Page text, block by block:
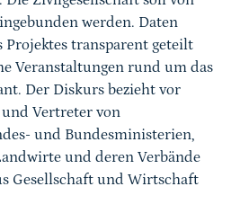
werden. Daten
Projektes transparent geteilt
Veranstaltungen rund um das
Der Diskurs bezieht vor
Vertreter von
und Bundesministerien,
und deren Verbände
Gesellschaft und Wirtschaft